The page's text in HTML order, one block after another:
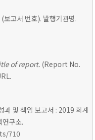
(보고서 번호). 발행기관명.
of report. (Report No.
과 및 책임 보고서 : 2019 회계
구소.
710